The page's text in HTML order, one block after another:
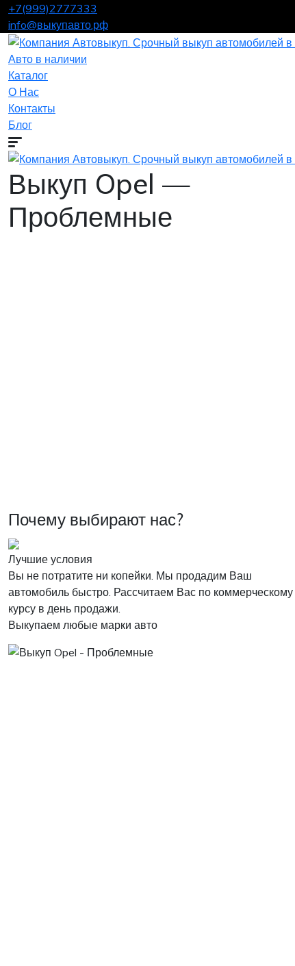
+7(999)2777333
info@выкупавто.рф
Авто в наличии
Каталог
О Нас
Контакты
Блог
Выкуп Opel —
Проблемные
Почему выбирают нас?
Лучшие условия
Вы не потратите ни копейки. Мы продадим Ваш
автомобиль быстро. Рассчитаем Вас по коммерческому
курсу в день продажи.
Выкупаем любые марки авто